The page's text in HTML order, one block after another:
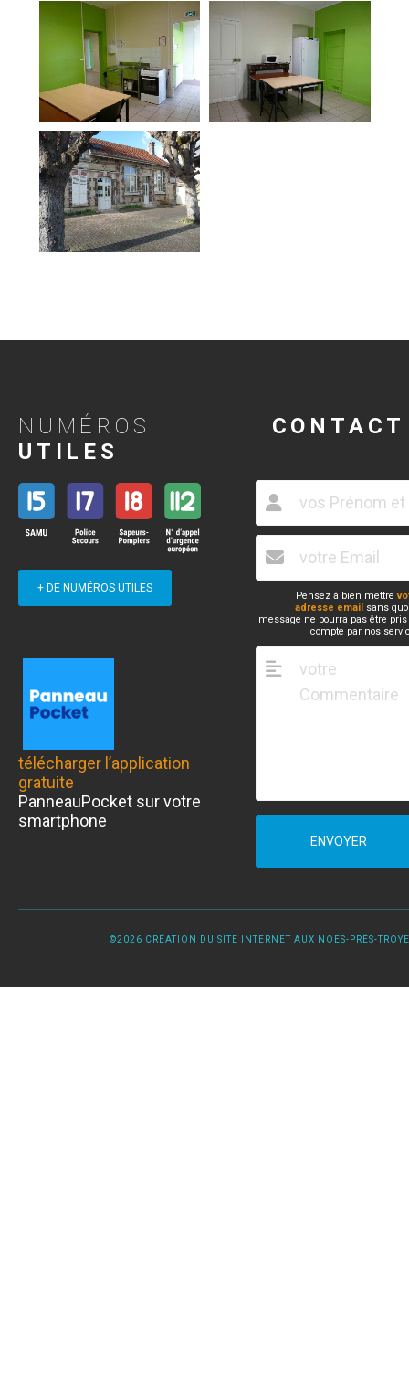
NUMÉROS
UTILES
+ DE NUMÉROS UTILES
télécharger l’application
gratuite
PanneauPocket sur votre
smartphone
CONTACT
Pensez à bien mettre
adresse email sans
message ne pourra pas être
compte par nos
ENVOYER
©2026 CRÉATION DU SITE INTERNET AUX NOËS-PRÈS-